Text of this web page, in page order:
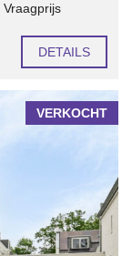
Vraagprijs
DETAILS
VERKOCHT